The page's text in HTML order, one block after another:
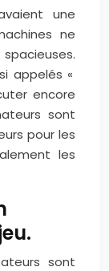
une
ne
appelés «
encore
sont
pour les
les
sont